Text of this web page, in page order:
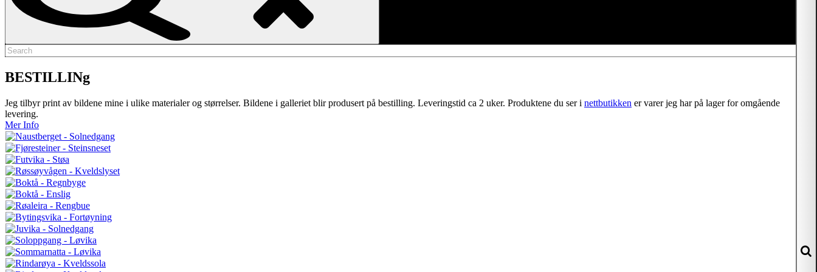
Search
for:
BESTILLINg
Jeg tilbyr print av bildene mine i ulike materialer og størrelser. Bildene i galleriet blir produsert på bestilling. Leveringstid ca 2 uker. Produktene du ser i nettbutikken er varer jeg har på lager for omgående
levering.
Mer Info